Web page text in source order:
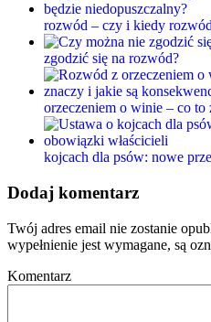
rozwód – czy i kiedy
zgodzić się na rozwód?
orzeczeniem o winie – co
kojcach dla psów: nowe
Dodaj komentarz
Twój adres email nie zostanie
wypełnienie jest wymagane, są
Komentarz